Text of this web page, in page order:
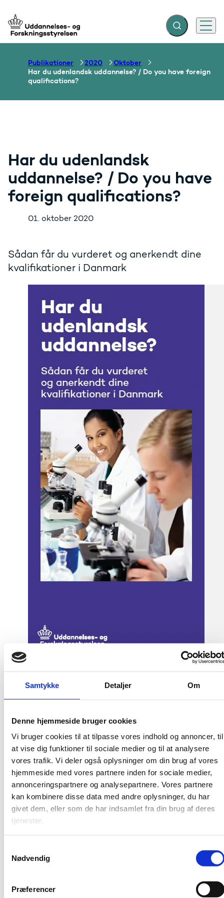
Samtykke Detaljer Om
Denne hjemmeside bruger cookies
Vi bruger cookies til at tilpasse vores indhold og annoncer, til
at vise dig funktioner til sociale medier og til at analysere
vores trafik. Vi deler også oplysninger om din brug af vores
hjemmeside med vores partnere inden for sociale medier,
annonceringspartnere og analysepartnere. Vores partnere
kan kombinere disse data med andre oplysninger, du har
givet dem, eller som de har indsamlet fra din brug af deres
tjenester.
Nødvendig
Præferencer
Gå til forsiden Fold søgefelt ud
Menu
Publikationer 2020
Oktober
Har du udenlandsk uddannelse? / Do you have foreign
qualifications?
Har du udenlandsk
uddannelse? / Do you have
foreign qualifications?
01. oktober 2020
Sådan får du vurderet og anerkendt dine
kvalifikationer i Danmark
Sideantal: 10
Pris: Gratis
Folderen fortæller på både dansk og engelsk. om:
Vurdering af udenlandske uddannelser hos
Uddannelses- og Forskningsstyrelsen
Studieadgang og merit på baggrund af
udenlandske eksaminer
hjemmesiden: